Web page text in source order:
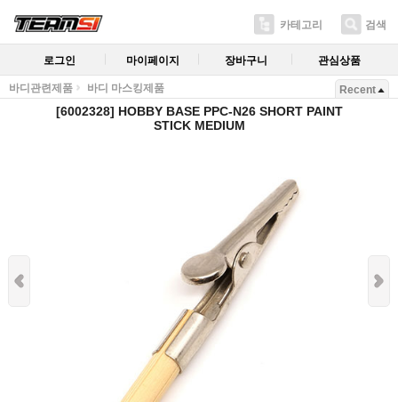
카테고리 검색
로그인 마이페이지 장바구니 관심상품
바디관련제품 바디 마스킹제품 Recent
[6002328] HOBBY BASE PPC-N26 SHORT PAINT
STICK MEDIUM